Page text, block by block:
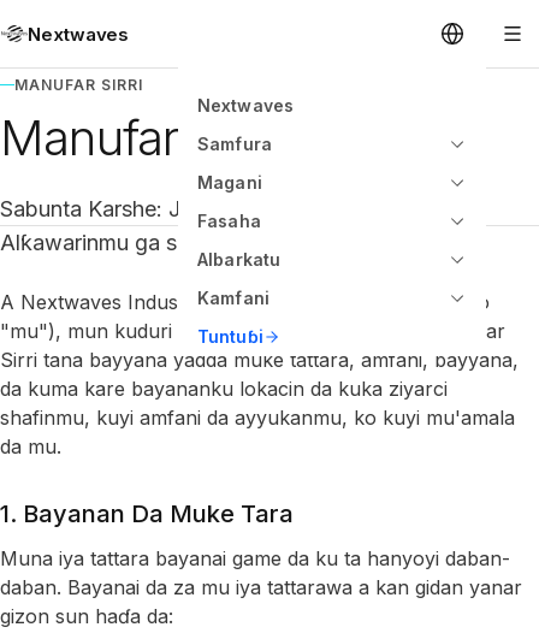
Nextwaves
Nextwaves
Samfura
Magani
Fasaha
Albarkatu
Kamfani
Tuntuɓi
MANUFAR SIRRI
Manufar Sirri
Sabunta Karshe: Janairu 2025
Alƙawarinmu ga sirrinku.
A Nextwaves Industries PTE LTD. ("mu," "na mu," ko
"mu"), mun kuduri aniyar kare sirrinku. Wannan Dokar
Sirri tana bayyana yadda muke tattara, amfani, bayyana,
da kuma kare bayananku lokacin da kuka ziyarci
shafinmu, kuyi amfani da ayyukanmu, ko kuyi mu'amala
da mu.
1. Bayanan Da Muke Tara
Muna iya tattara bayanai game da ku ta hanyoyi daban-
daban. Bayanai da za mu iya tattarawa a kan gidan yanar
gizon sun haɗa da: